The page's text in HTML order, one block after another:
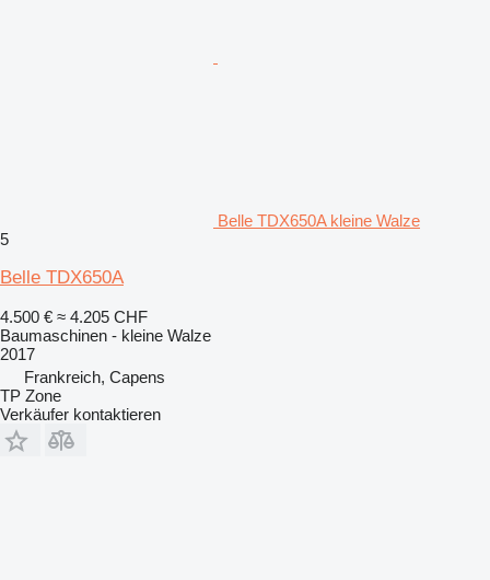
Belle TDX650A kleine Walze
5
Belle TDX650A
4.500 € ≈ 4.205 CHF
Baumaschinen - kleine Walze
2017
Frankreich, Capens
TP Zone
Verkäufer kontaktieren